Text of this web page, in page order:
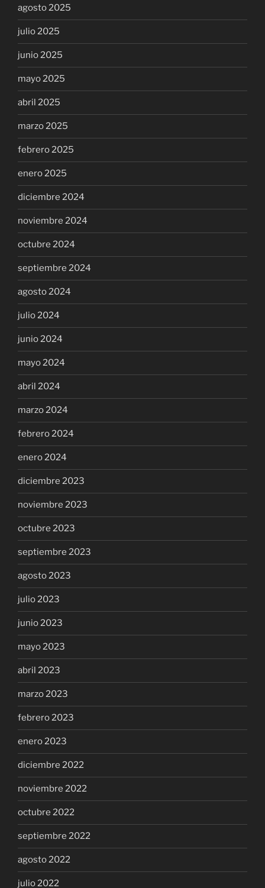
agosto 2025
julio 2025
junio 2025
mayo 2025
abril 2025
marzo 2025
febrero 2025
enero 2025
diciembre 2024
noviembre 2024
octubre 2024
septiembre 2024
agosto 2024
julio 2024
junio 2024
mayo 2024
abril 2024
marzo 2024
febrero 2024
enero 2024
diciembre 2023
noviembre 2023
octubre 2023
septiembre 2023
agosto 2023
julio 2023
junio 2023
mayo 2023
abril 2023
marzo 2023
febrero 2023
enero 2023
diciembre 2022
noviembre 2022
octubre 2022
septiembre 2022
agosto 2022
julio 2022